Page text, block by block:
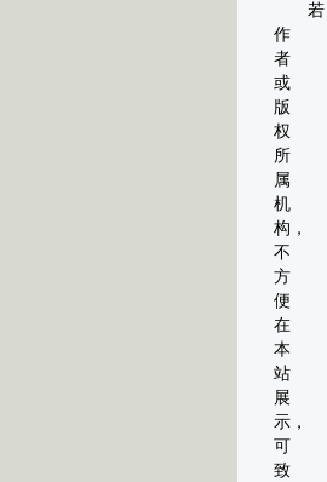
若
作
者
或
版
权
所
属
机
构，
不
方
便
在
本
站
展
示，
可
致